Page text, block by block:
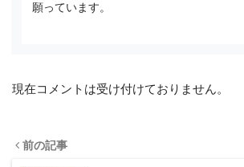
願っています。
現在コメントは受け付けておりません。
前の記事